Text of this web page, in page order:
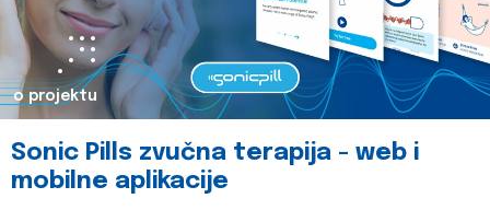
o projektu
Sonic Pills zvučna terapija - web i
mobilne aplikacije